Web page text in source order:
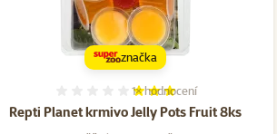
Repti Planet krmivo Jelly Pots Fruit 8ks
Hodnocení 60%, počet
1×hodnocení
značka